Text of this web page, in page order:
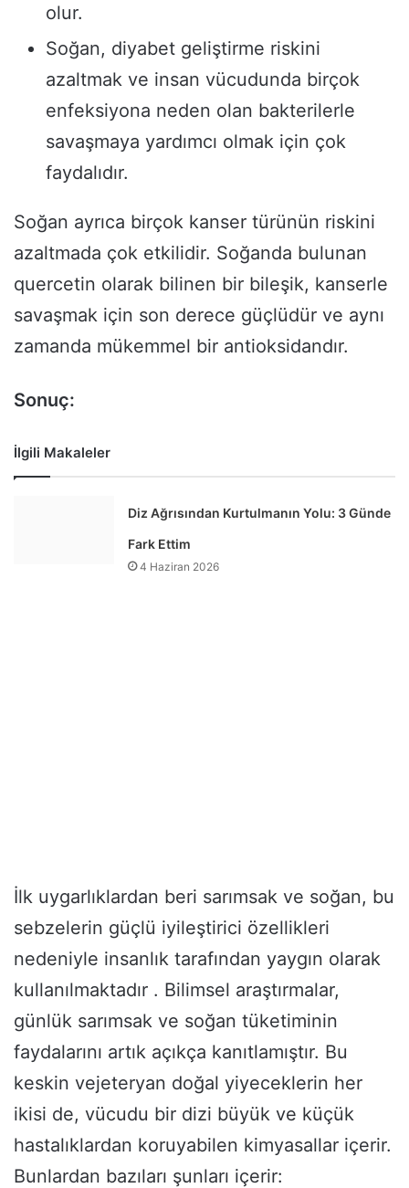
olur.
Soğan, diyabet geliştirme riskini
azaltmak ve insan vücudunda birçok
enfeksiyona neden olan bakterilerle
savaşmaya yardımcı olmak için çok
faydalıdır.
Soğan ayrıca birçok kanser türünün riskini
azaltmada çok etkilidir. Soğanda bulunan
quercetin olarak bilinen bir bileşik, kanserle
savaşmak için son derece güçlüdür ve aynı
zamanda mükemmel bir antioksidandır.
Sonuç:
İlgili Makaleler
Diz Ağrısından Kurtulmanın Yolu: 3 Günde
Fark Ettim
4 Haziran 2026
İlk uygarlıklardan beri sarımsak ve soğan, bu
sebzelerin güçlü iyileştirici özellikleri
nedeniyle insanlık tarafından yaygın olarak
kullanılmaktadır . Bilimsel araştırmalar,
günlük sarımsak ve soğan tüketiminin
faydalarını artık açıkça kanıtlamıştır. Bu
keskin vejeteryan doğal yiyeceklerin her
ikisi de, vücudu bir dizi büyük ve küçük
hastalıklardan koruyabilen kimyasallar içerir.
Bunlardan bazıları şunları içerir: